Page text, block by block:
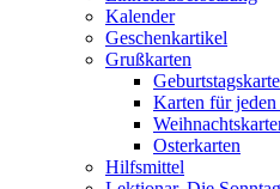
gGmbHKalender
Geschenkartikel
Grußkarten
Karten für jeden
Osterkarten
Hilfsmittel